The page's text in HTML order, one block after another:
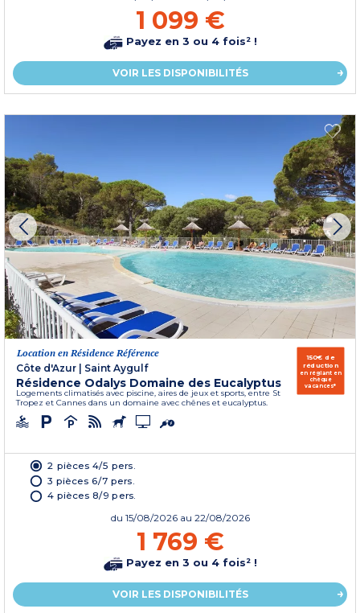
1 099 €
Payez en 3 ou 4 fois² !
VOIR LES DISPONIBILITÉS
Location en Résidence Référence
Côte d'Azur
Saint Aygulf
Résidence Odalys Domaine des Eucalyptus
Logements climatisés avec piscine, aires de jeux et sports, entre St
Tropez et Cannes dans un domaine avec chênes et eucalyptus.
150€ de
réduction
en réglant en
chèque
vacances*
2 pièces 4/5 pers.
3 pièces 6/7 pers.
4 pièces 8/9 pers.
du 15/08/2026 au 22/08/2026
1 769 €
Payez en 3 ou 4 fois² !
VOIR LES DISPONIBILITÉS